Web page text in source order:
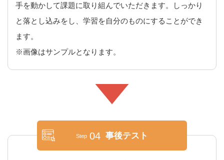
手を動かして課題に取り組んでいただきます。しっかり
と落とし込みをし、学習を自分のものにすることができ
ます。
※画像はサンプルとなります。
Step 04 事後テスト